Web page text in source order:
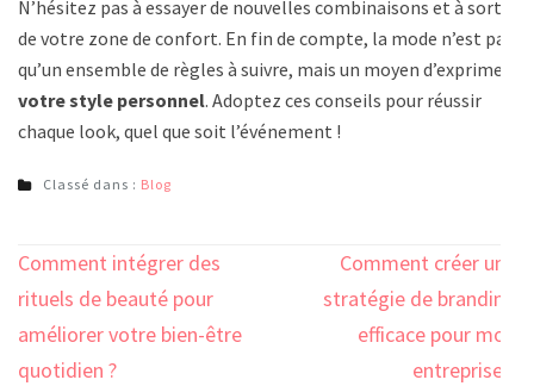
N’hésitez pas à essayer de nouvelles combinaisons et à sortir
de votre zone de confort. En fin de compte, la mode n’est pas
qu’un ensemble de règles à suivre, mais un moyen d’exprimer
votre style personnel. Adoptez ces conseils pour réussir
chaque look, quel que soit l’événement !
Classé dans : Blog
Navigation
de
l’article
Comment intégrer des
rituels de beauté pour
améliorer votre bien-être
quotidien ?
Comment créer une
stratégie de branding
efficace pour mon
entreprise ?